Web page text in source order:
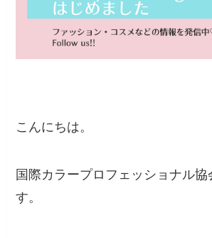
こんにちは。
国際カラープロフェッショナル
す。